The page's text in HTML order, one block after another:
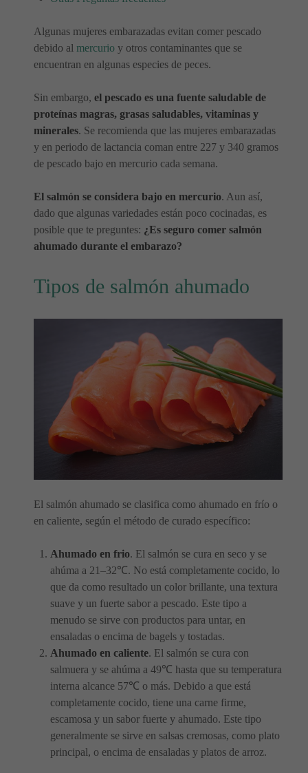
Algunas mujeres embarazadas evitan comer pescado
debido al mercurio y otros contaminantes que se
encuentran en algunas especies de peces.
Sin embargo, el pescado es una fuente saludable de
proteínas magras, grasas saludables, vitaminas y
minerales. Se recomienda que las mujeres embarazadas
y en periodo de lactancia coman entre 227 y 340 gramos
de pescado bajo en mercurio cada semana.
El salmón se considera bajo en mercurio. Aun así,
dado que algunas variedades están poco cocinadas, es
posible que te preguntes: ¿Es seguro comer salmón
ahumado durante el embarazo?
Tipos de salmón ahumado
El salmón ahumado se clasifica como ahumado en frío o
en caliente, según el método de curado específico:
Ahumado en frio. El salmón se cura en seco y se
ahúma a 21–32℃. No está completamente cocido, lo
que da como resultado un color brillante, una textura
suave y un fuerte sabor a pescado. Este tipo a
menudo se sirve con productos para untar, en
ensaladas o encima de bagels y tostadas.
Ahumado en caliente. El salmón se cura con
salmuera y se ahúma a 49℃ hasta que su temperatura
interna alcance 57℃ o más. Debido a que está
completamente cocido, tiene una carne firme,
escamosa y un sabor fuerte y ahumado. Este tipo
generalmente se sirve en salsas cremosas, como plato
principal, o encima de ensaladas y platos de arroz.